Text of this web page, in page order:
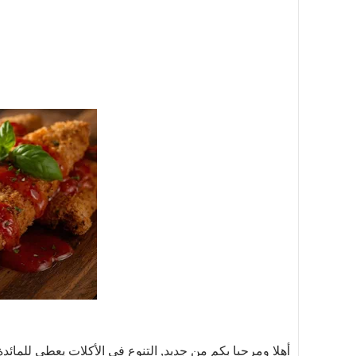
أهلا ومرحبا بكم من جديد, التنوع فى الأكلات يعطى